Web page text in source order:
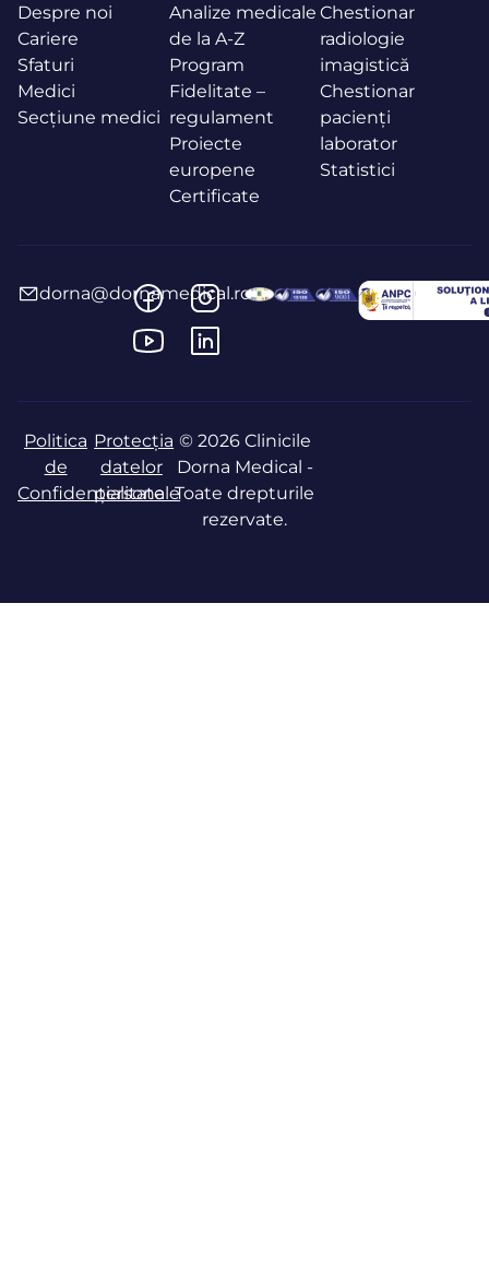
Despre noi
Cariere
Sfaturi
Medici
Secțiune medici
Analize medicale
de la A-Z
Program
Fidelitate –
regulament
Proiecte
europene
Certificate
Chestionar
radiologie
imagistică
Chestionar
pacienți
laborator
Statistici
dorna@dornamedical.ro
Politica
de
Confidențialitate
Protecția
datelor
personale
© 2026 Clinicile
Dorna Medical -
Toate drepturile
rezervate.